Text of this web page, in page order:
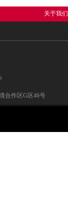
关于我们
作区G区46号